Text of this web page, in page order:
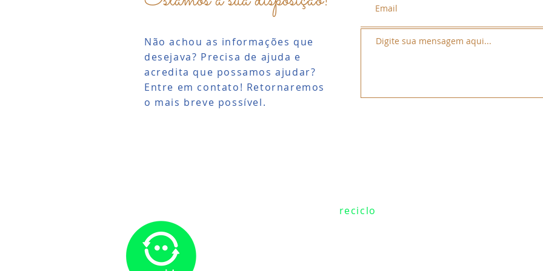
Não achou as informações que
desejava? Precisa de ajuda e
acredita que possamos ajudar?
Entre em contato! Retornaremos
o mais breve possível.
reciclo